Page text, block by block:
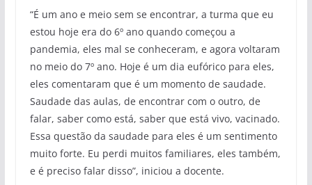
“É um ano e meio sem se encontrar, a turma que eu
estou hoje era do 6º ano quando começou a
pandemia, eles mal se conheceram, e agora voltaram
no meio do 7º ano. Hoje é um dia eufórico para eles,
eles comentaram que é um momento de saudade.
Saudade das aulas, de encontrar com o outro, de
falar, saber como está, saber que está vivo, vacinado.
Essa questão da saudade para eles é um sentimento
muito forte. Eu perdi muitos familiares, eles também,
e é preciso falar disso”, iniciou a docente.